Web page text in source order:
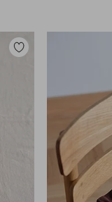
Lisää